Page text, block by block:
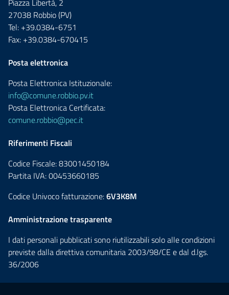
Piazza Libertà, 2
27038 Robbio (PV)
Tel: +39.0384-6751
Fax: +39.0384-670415
Posta elettronica
Posta Elettronica Istituzionale:
info@comune.robbio.pv.it
Posta Elettronica Certificata:
comune.robbio@pec.it
Riferimenti Fiscali
Codice Fiscale: 83001450184
Partita IVA: 00453660185
Codice Univoco fatturazione:6V3K8M
Amministrazione trasparente
I dati personali pubblicati sono riutilizzabili solo alle condizioni
previste dalla direttiva comunitaria 2003/98/CE e dal d.lgs.
36/2006